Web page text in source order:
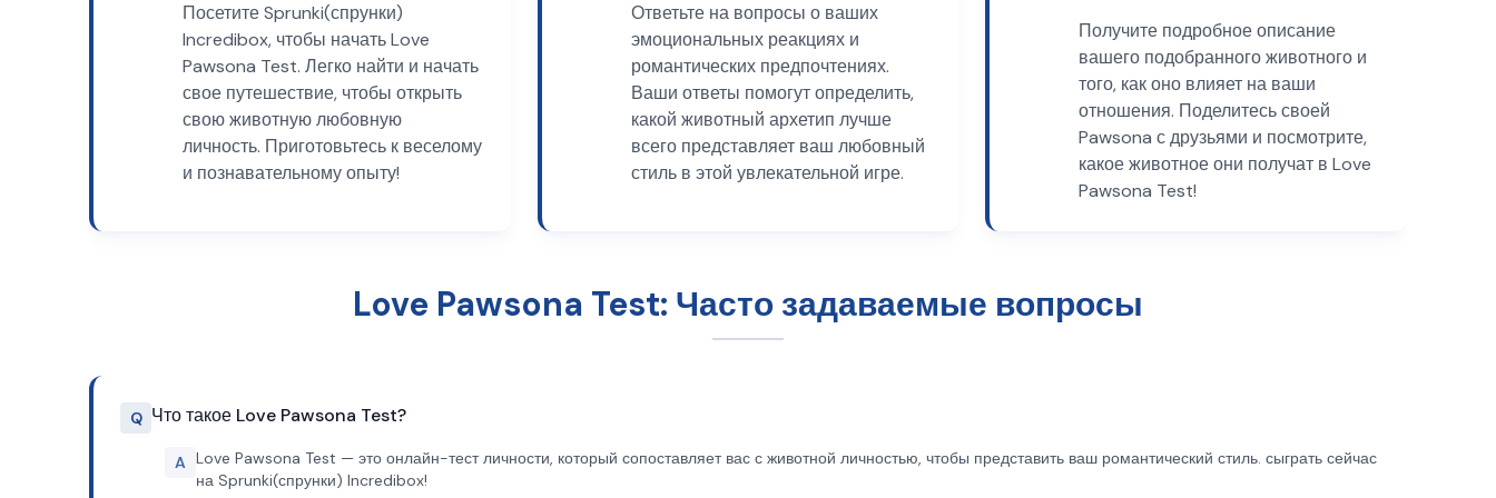
Посетите Sprunki(спрунки)
Incredibox, чтобы начать Love
Pawsona Test. Легко найти и начать
свое путешествие, чтобы открыть
свою животную любовную
личность. Приготовьтесь к веселому
и познавательному опыту!
Ответьте на вопросы о ваших
эмоциональных реакциях и
романтических предпочтениях.
Ваши ответы помогут определить,
какой животный архетип лучше
всего представляет ваш любовный
стиль в этой увлекательной игре.
Получите подробное описание
вашего подобранного животного и
того, как оно влияет на ваши
отношения. Поделитесь своей
Pawsona с друзьями и посмотрите,
какое животное они получат в Love
Pawsona Test!
Love Pawsona Test: Часто задаваемые вопросы
Q Что такое Love Pawsona Test?
A Love Pawsona Test — это онлайн-тест личности, который сопоставляет вас с животной личностью, чтобы представить ваш романтический стиль. сыграть сейчас
на Sprunki(спрунки) Incredibox!